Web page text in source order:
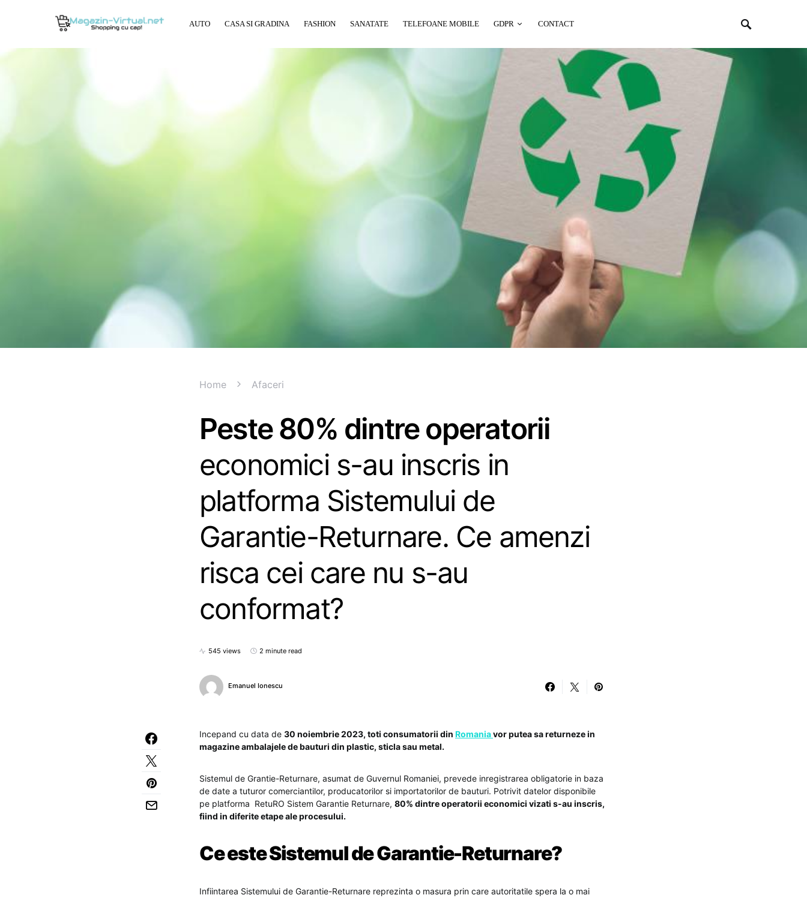
AUTO CASA SI GRADINA FASHION SANATATE TELEFOANE MOBILE GDPR CONTACT
Home Afaceri
Peste 80% dintre operatorii
economici s-au inscris in
platforma Sistemului de
Garantie-Returnare. Ce amenzi
risca cei care nu s-au
conformat?
545 views 2 minute read
Emanuel Ionescu
Incepand cu data de 30 noiembrie 2023, toti consumatorii din Romaniavor putea sa returneze in
magazine ambalajele de bauturi din plastic, sticla sau metal.
Sistemul de Grantie-Returnare, asumat de Guvernul Romaniei, prevede inregistrarea obligatorie in baza
de date a tuturor comerciantilor, producatorilor si importatorilor de bauturi. Potrivit datelor disponibile
pe platforma RetuRO Sistem Garantie Returnare, 80% dintre operatorii economici vizati s-au inscris,
fiind in diferite etape ale procesului.
Ce este Sistemul de Garantie-Returnare?
Infiintarea Sistemului de Garantie-Returnare reprezinta o masura prin care autoritatile spera la o mai